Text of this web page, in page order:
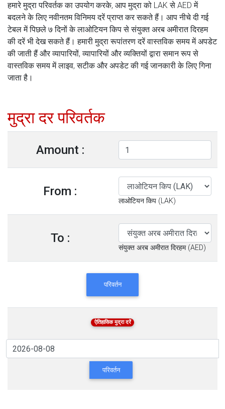
हमारे मुद्रा परिवर्तक का उपयोग करके, आप मुद्रा को LAK से AED में
बदलने के लिए नवीनतम विनिमय दरें प्राप्त कर सकते हैं। आप नीचे दी गई
टेबल में पिछले ७ दिनों के लाओटियन किप से संयुक्त अरब अमीरात दिरहम
की दरें भी देख सकते हैं। हमारी मुद्रा रूपांतरण दरें वास्तविक समय में अपडेट
की जाती हैं और व्यापारियों, व्यापारियों और व्यक्तियों द्वारा समान रूप से
वास्तविक समय में लाइव, सटीक और अपडेट की गई जानकारी के लिए गिना
जाता है।
मुद्रा दर परिवर्तक
Amount :
From :
लाओटियन किप (LAK)
To :
संयुक्त अरब अमीरात दिरहम (AED)
परिवर्तन
ऐतिहासिक मुद्रा दरें
परिवर्तन